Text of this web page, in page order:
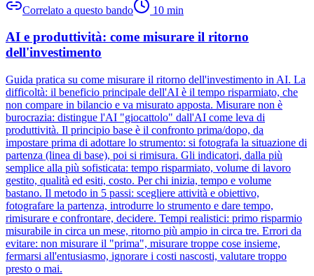
Correlato a questo bando
10 min
AI e produttività: come misurare il ritorno
dell'investimento
Guida pratica su come misurare il ritorno dell'investimento in AI. La
difficoltà: il beneficio principale dell'AI è il tempo risparmiato, che
non compare in bilancio e va misurato apposta. Misurare non è
burocrazia: distingue l'AI "giocattolo" dall'AI come leva di
produttività. Il principio base è il confronto prima/dopo, da
impostare prima di adottare lo strumento: si fotografa la situazione di
partenza (linea di base), poi si rimisura. Gli indicatori, dalla più
semplice alla più sofisticata: tempo risparmiato, volume di lavoro
gestito, qualità ed esiti, costo. Per chi inizia, tempo e volume
bastano. Il metodo in 5 passi: scegliere attività e obiettivo,
fotografare la partenza, introdurre lo strumento e dare tempo,
rimisurare e confrontare, decidere. Tempi realistici: primo risparmio
misurabile in circa un mese, ritorno più ampio in circa tre. Errori da
evitare: non misurare il "prima", misurare troppe cose insieme,
fermarsi all'entusiasmo, ignorare i costi nascosti, valutare troppo
presto o mai.